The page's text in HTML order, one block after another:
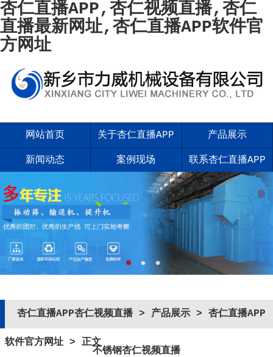
杏仁直播APP,杏仁视频直播,杏仁
直播最新网址,杏仁直播APP软件官
方网址
网站首页 关于杏仁直播APP 产品展示
新闻动态 案例现场 联系杏仁直播APP
杏仁直播APP杏仁视频直播 > 产品展示 > 杏仁直播APP
软件官方网址> 正文
不锈钢杏仁视频直播